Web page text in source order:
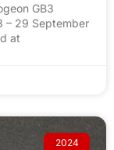
GB3
– 29 September
at
2024